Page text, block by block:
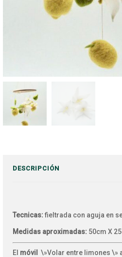
DESCRIPCIÓN
Tecnicas: fieltrada con aguja en
Medidas aproximadas: 50cm X
El móvil \»Volar entre limones \»